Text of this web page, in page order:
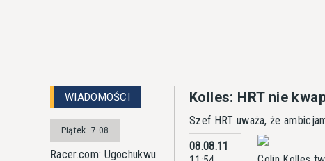
WIADOMOŚCI
Piątek 7.08
Racer.com: Ugochukwu
Kolles: HRT nie
Szef HRT uważa, że
08.08.11